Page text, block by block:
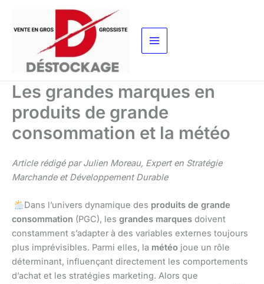
contenu
Les grandes marques en
produits de grande
consommation et la météo
Article rédigé par Julien Moreau, Expert en Stratégie
Marchande et Développement Durable
Dans l’univers dynamique des produits de grande
consommation (PGC), les grandes marques doivent
constamment s’adapter à des variables externes toujours
plus imprévisibles. Parmi elles, la météo joue un rôle
déterminant, influençant directement les comportements
d’achat et les stratégies marketing. Alors que